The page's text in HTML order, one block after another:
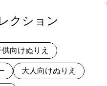
クション
供向けぬりえ
大人向けぬりえ